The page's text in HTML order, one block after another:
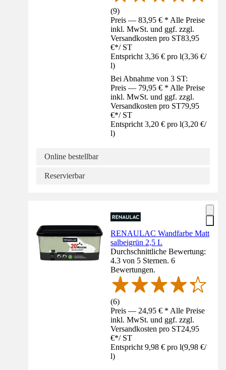
(9)
Preis — 83,95 € * Alle Preise
inkl. MwSt. und ggf. zzgl.
Versandkosten pro ST83,95
€*/ ST
Entspricht 3,36 € pro l(3,36 €/
l)
Bei Abnahme von 3 ST:
Preis — 79,95 € * Alle Preise
inkl. MwSt. und ggf. zzgl.
Versandkosten pro ST79,95
€*/ ST
Entspricht 3,20 € pro l(3,20 €/
l)
Online bestellbar
Reservierbar
RENAULAC Wandfarbe Matt
salbeigrün 2,5 L
Durchschnittliche Bewertung:
4.3 von 5 Sternen. 6
Bewertungen.
(6)
Preis — 24,95 € * Alle Preise
inkl. MwSt. und ggf. zzgl.
Versandkosten pro ST24,95
€*/ ST
Entspricht 9,98 € pro l(9,98 €/
l)